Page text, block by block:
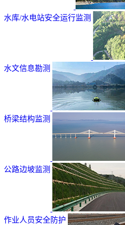
水库/水电站安全运行监测
水文信息勘测
桥梁结构监测
公路边坡监测
作业人员安全防护